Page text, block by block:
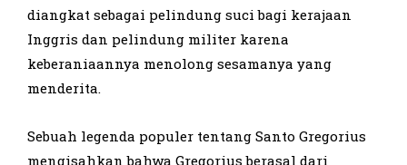
diangkat sebagai pelindung suci bagi kerajaan
Inggris dan pelindung militer karena
keberaniaannya menolong sesamanya yang
menderita.
Sebuah legenda populer tentang Santo Gregorius
mengisahkan bahwa Gregorius berasal dari